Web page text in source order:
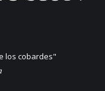
los cobardes"